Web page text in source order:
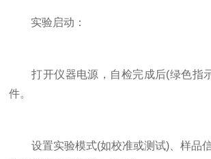
实验启动：
打开仪器电源，自检完成后(绿色指
件。
设置实验模式(如校准或测试)、样品信